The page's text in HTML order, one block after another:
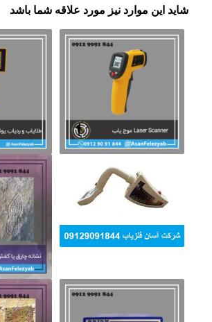
شاید این موارد نیز مورد علاقه شما باشد